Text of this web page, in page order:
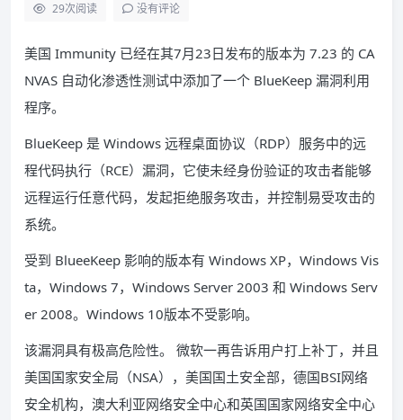
29次阅读 没有评论
美国 Immunity 已经在其7月23日发布的版本为 7.23 的 CA
NVAS 自动化渗透性测试中添加了一个 BlueKeep 漏洞利用
程序。
BlueKeep 是 Windows 远程桌面协议（RDP）服务中的远
程代码执行（RCE）漏洞，它使未经身份验证的攻击者能够
远程运行任意代码，发起拒绝服务攻击，并控制易受攻击的
系统。
受到 BlueeKeep 影响的版本有 Windows XP，Windows Vis
ta，Windows 7，Windows Server 2003 和 Windows Serv
er 2008。Windows 10版本不受影响。
该漏洞具有极高危险性。 微软一再告诉用户打上补丁，并且
美国国家安全局（NSA），美国国土安全部，德国BSI网络
安全机构，澳大利亚网络安全中心和英国国家网络安全中心